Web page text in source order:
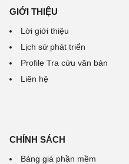
GIỚI THIỆU
Lời giới thiệu
Lịch sử phát triển
Profile Tra cứu văn bản
Liên hệ
CHÍNH SÁCH
Bảng giá phần mềm